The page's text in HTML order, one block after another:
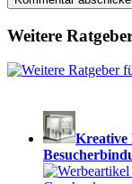
Weitere
Kreative